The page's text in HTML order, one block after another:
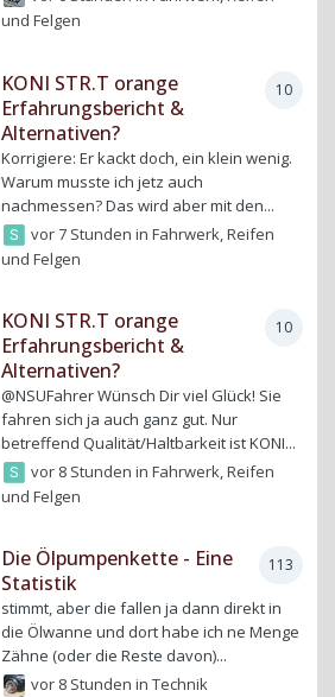
und Felgen
10
KONI STR.T orange
Erfahrungsbericht &
Alternativen?
Korrigiere: Er kackt doch, ein klein wenig.
Warum musste ich jetz auch
nachmessen? Das wird aber mit den...
vor 7 Stunden inFahrwerk, Reifen
und Felgen
10
KONI STR.T orange
Erfahrungsbericht &
Alternativen?
@NSUFahrer Wünsch Dir viel Glück! Sie
fahren sich ja auch ganz gut. Nur
betreffend Qualität/Haltbarkeit ist KONI...
vor 8 Stunden inFahrwerk, Reifen
und Felgen
113
Die Ölpumpenkette - Eine
Statistik
stimmt, aber die fallen ja dann direkt in
die Ölwanne und dort habe ich ne Menge
Zähne (oder die Reste davon)...
vor 8 Stunden inTechnik